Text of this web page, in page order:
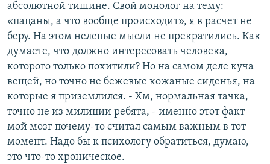
абсолютной тишине. Свой монолог на тему:
«пацаны, а что вообще происходит», я в расчет не
беру. На этом нелепые мысли не прекратились. Как
думаете, что должно интересовать человека,
которого только похитили? Но на самом деле куча
вещей, но точно не бежевые кожаные сиденья, на
которые я приземлился. - Хм, нормальная тачка,
точно не из милиции ребята,­ - именно этот факт
мой мозг почему-то считал самым важным в тот
момент. Надо бы к психологу обратиться, думаю,
это что-то хроническое.